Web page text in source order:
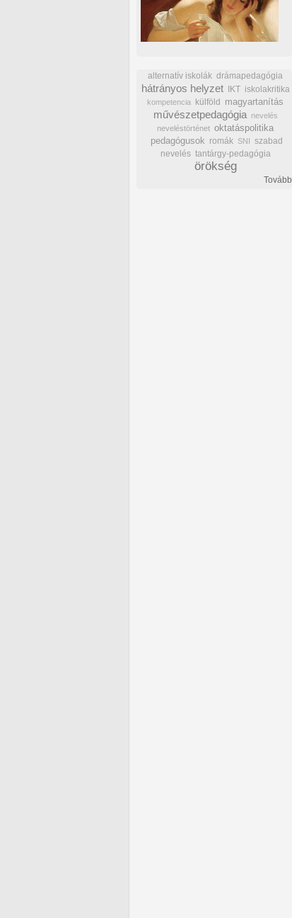
alternatív iskolák drámapedagógia
hátrányos helyzet IKT iskolakritika
kompetencia külföld magyartanítás
művészetpedagógia
nevelés
neveléstörténet oktatáspolitika
pedagógusok romák SNI szabad
nevelés tantárgy-pedagógia
örökség
Tovább